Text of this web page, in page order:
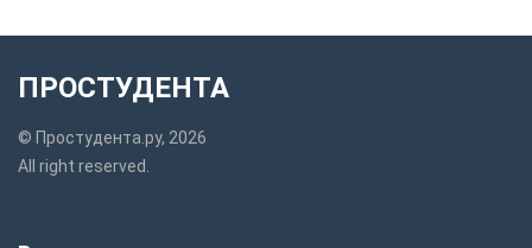
ПРОСТУДЕНТА
© Простудента.ру, 2026
All right reserved.